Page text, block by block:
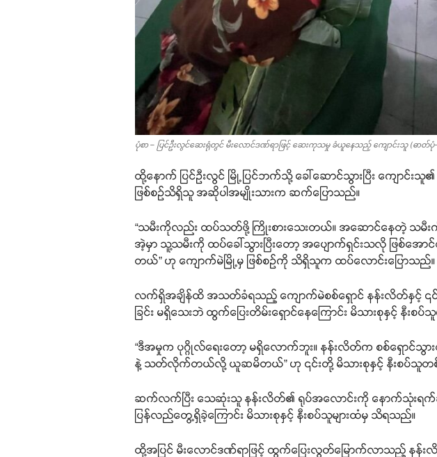
ပုံစာ – ပြင်ဦးလွင်ဆေးရုံတွင် မီးလောင်ဒဏ်ရာဖြင့် ဆေးကုသမှု ခံယူနေသည့် ကျောင်းသူ (ဓာတ်
ထို့နောက် ပြင်ဉီးလွင် မြို့ပြင်ဘက်သို့ ခေါ်ဆောင်သွားပြီး ကျောင်း
ဖြစ်စဉ်သိရှိသူ အဆိုပါအမျိုးသားက ဆက်ပြောသည်။
“သမီးကိုလည်း ထပ်သတ်ဖို့ ကြိုးစားသေးတယ်။ အဆောင်နေတဲ့ သမီးကို
အဲ့မှာ သူ့သမီးကို ထပ်ခေါ်သွားပြီးတော့ အပျောက်ရှင်းသလို ဖြစ်အ
တယ်” ဟု ကျောက်မဲမြို့မှ ဖြစ်စဉ်ကို သိရှိသူက ထပ်လောင်းပြောသည်။
လက်ရှိအချိန်ထိ အသတ်ခံရသည့် ကျောက်မဲစစ်ရှောင် နန်းလိတ်နှင့် ၎င်
ခြင်း မရှိသေးဘဲ ထွက်ပြေးတိမ်းရှောင်နေကြောင်း မိသားစုနှင့် နီးစပ်သူ
“ဒီအမှုက ပုဂ္ဂိုလ်ရေးတော့ မရှိလောက်ဘူး။ နန်းလိတ်က စစ်ရှောင်
နဲ့ သတ်လိုက်တယ်လို့ ယူဆမိတယ်” ဟု ၎င်းတို့ မိသားစုနှင့် နီးစပ်သူတစ်
ဆက်လက်ပြီး သေဆုံးသူ နန်းလိတ်၏ ရုပ်အလောင်းကို နောက်သုံးရက်ခ
ပြန်လည်တွေ့ရှိခဲ့ကြောင်း မိသားစုနှင့် နီးစပ်သူများထံမှ သိရသည်။
ထို့အပြင် မီးလောင်ဒဏ်ရာဖြင့် ထွက်ပြေးလွတ်မြောက်လာသည့် နန်းလိ